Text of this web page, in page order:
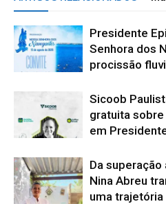
Presidente
Senhora dos
procissão
Sicoob
gratuita
em
Da
Nina Abreu
uma